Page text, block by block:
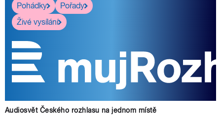
Pohádky
Pořady
Živé vysílání
Audiosvět Českého rozhlasu na jednom místě